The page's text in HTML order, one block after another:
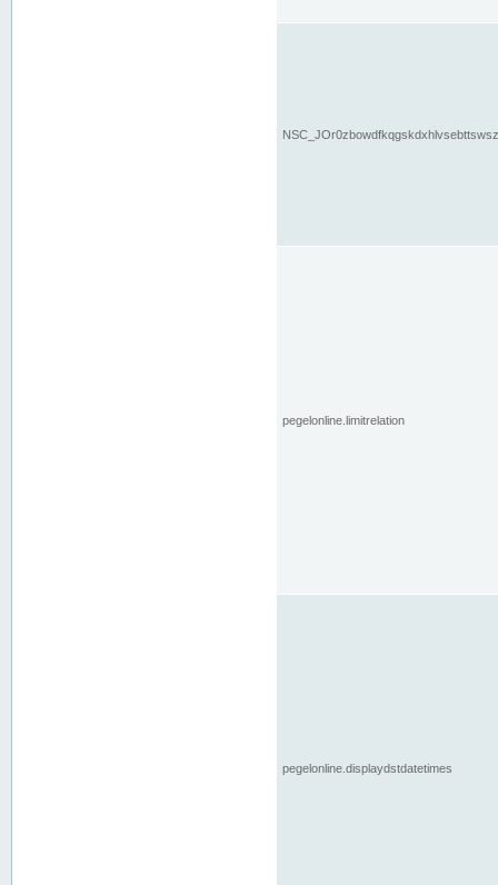
pegelonline.limitrelation
pegelonline.displaydstdatetimes